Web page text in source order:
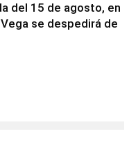
del 15 de agosto, en
se despedirá de